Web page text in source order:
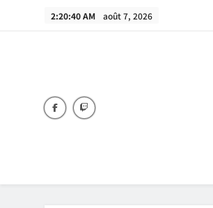
2:20:41 AM août 7, 2026